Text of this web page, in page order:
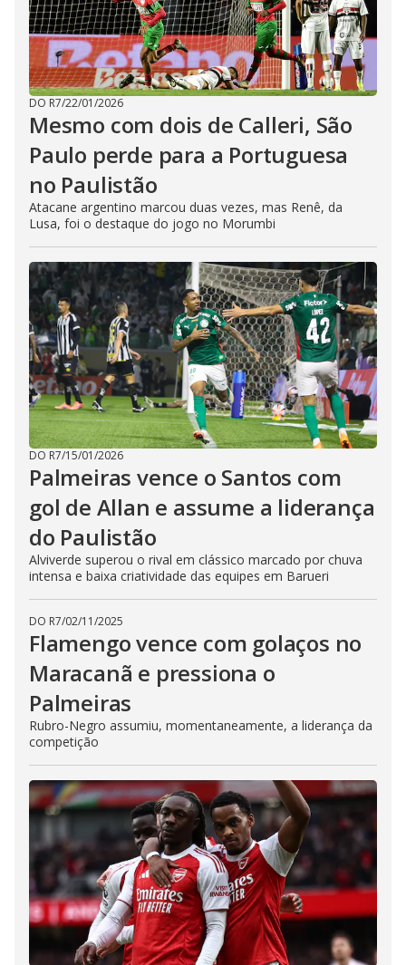
DO R7/22/01/2026
Mesmo com dois de Calleri, São
Paulo perde para a Portuguesa
no Paulistão
Atacane argentino marcou duas vezes, mas Renê, da
Lusa, foi o destaque do jogo no Morumbi
DO R7/15/01/2026
Palmeiras vence o Santos com
gol de Allan e assume a liderança
do Paulistão
Alviverde superou o rival em clássico marcado por chuva
intensa e baixa criatividade das equipes em Barueri
DO R7/02/11/2025
Flamengo vence com golaços no
Maracanã e pressiona o
Palmeiras
Rubro-Negro assumiu, momentaneamente, a liderança da
competição